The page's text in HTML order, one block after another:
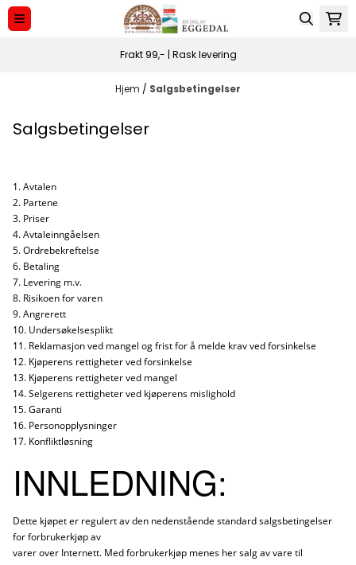
Hopp til innhold
Frakt 99,- | Rask levering
Hjem / Salgsbetingelser
Salgsbetingelser
1. Avtalen
2. Partene
3. Priser
4. Avtaleinngåelsen
5. Ordrebekreftelse
6. Betaling
7. Levering m.v.
8. Risikoen for varen
9. Angrerett
10. Undersøkelsesplikt
11. Reklamasjon ved mangel og frist for å melde krav ved forsinkelse
12. Kjøperens rettigheter ved forsinkelse
13. Kjøperens rettigheter ved mangel
14. Selgerens rettigheter ved kjøperens mislighold
15. Garanti
16. Personopplysninger
17. Konfliktløsning
INNLEDNING:
Dette kjøpet er regulert av den nedenstående standard salgsbetingelser
for forbrukerkjøp av
varer over Internett. Med forbrukerkjøp menes her salg av vare til